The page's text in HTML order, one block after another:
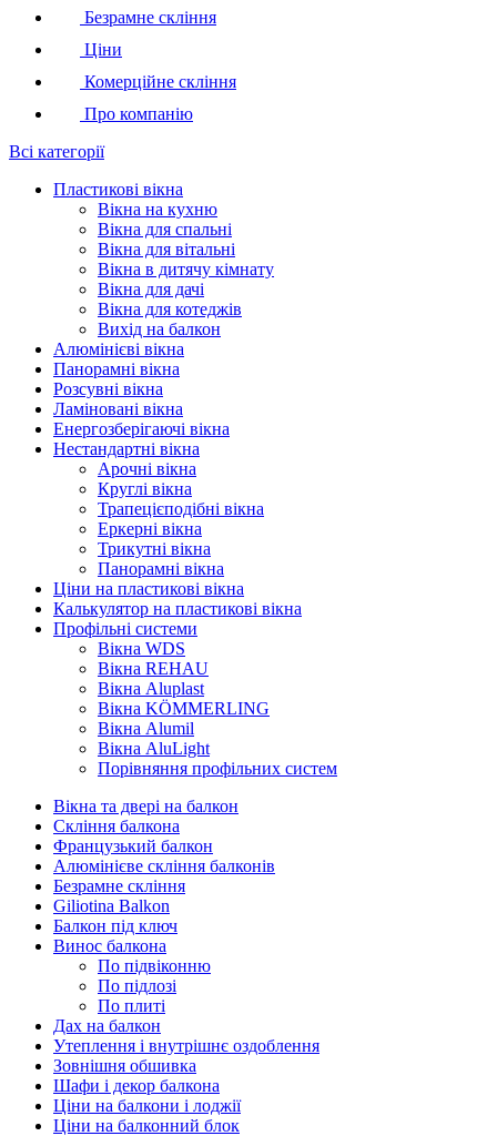
Безрамне скління
Ціни
Комерційне скління
Про компанію
Всі категорії
Пластикові вікна
Вікна на кухню
Вікна для спальні
Вікна для вітальні
Вікна в дитячу кімнату
Вікна для дачі
Вікна для котеджів
Вихід на балкон
Алюмінієві вікна
Панорамні вікна
Розсувні вікна
Ламіновані вікна
Енергозберігаючі вікна
Нестандартні вікна
Арочні вікна
Круглі вікна
Трапецієподібні вікна
Еркерні вікна
Трикутні вікна
Панорамні вікна
Ціни на пластикові вікна
Калькулятор на пластикові вікна
Профільні системи
Вікна WDS
Вікна REHAU
Вікна Aluplast
Вікна KÖMMERLING
Вікна Alumil
Вікна AluLight
Порівняння профільних систем
Вікна та двері на балкон
Скління балкона
Французький балкон
Алюмінієве скління балконів
Безрамне скління
Giliotina Balkon
Балкон під ключ
Винос балкона
По підвіконню
По підлозі
По плиті
Дах на балкон
Утеплення і внутрішнє оздоблення
Зовнішня обшивка
Шафи і декор балкона
Ціни на балкони і лоджії
Ціни на балконний блок